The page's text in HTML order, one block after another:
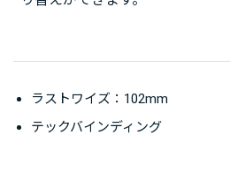
ラストワイズ：102mm
テックバインディング